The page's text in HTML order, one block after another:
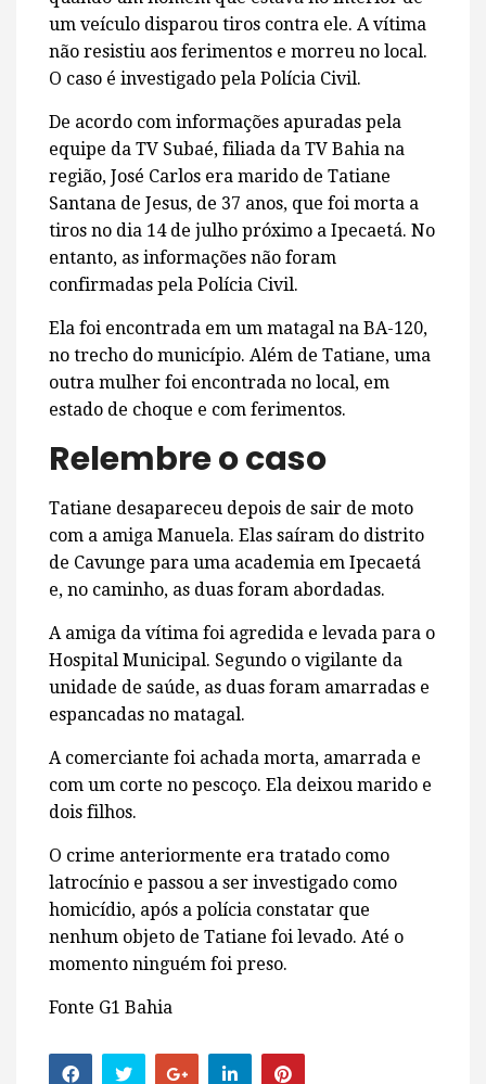
um veículo disparou tiros contra ele. A vítima
não resistiu aos ferimentos e morreu no local.
O caso é investigado pela Polícia Civil.
De acordo com informações apuradas pela
equipe da TV Subaé, filiada da TV Bahia na
região, José Carlos era marido de Tatiane
Santana de Jesus, de 37 anos, que foi morta a
tiros no dia 14 de julho próximo a Ipecaetá. No
entanto, as informações não foram
confirmadas pela Polícia Civil.
Ela foi encontrada em um matagal na BA-120,
no trecho do município. Além de Tatiane, uma
outra mulher foi encontrada no local, em
estado de choque e com ferimentos.
Relembre o caso
Tatiane desapareceu depois de sair de moto
com a amiga Manuela. Elas saíram do distrito
de Cavunge para uma academia em Ipecaetá
e, no caminho, as duas foram abordadas.
A amiga da vítima foi agredida e levada para o
Hospital Municipal. Segundo o vigilante da
unidade de saúde, as duas foram amarradas e
espancadas no matagal.
A comerciante foi achada morta, amarrada e
com um corte no pescoço. Ela deixou marido e
dois filhos.
O crime anteriormente era tratado como
latrocínio e passou a ser investigado como
homicídio, após a polícia constatar que
nenhum objeto de Tatiane foi levado. Até o
momento ninguém foi preso.
Fonte G1 Bahia